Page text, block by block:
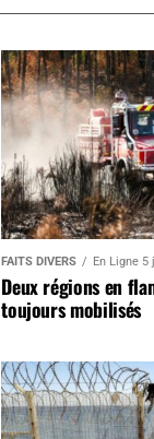
FAITS DIVERS En Ligne 5
Deux régions en
toujours mobilisés